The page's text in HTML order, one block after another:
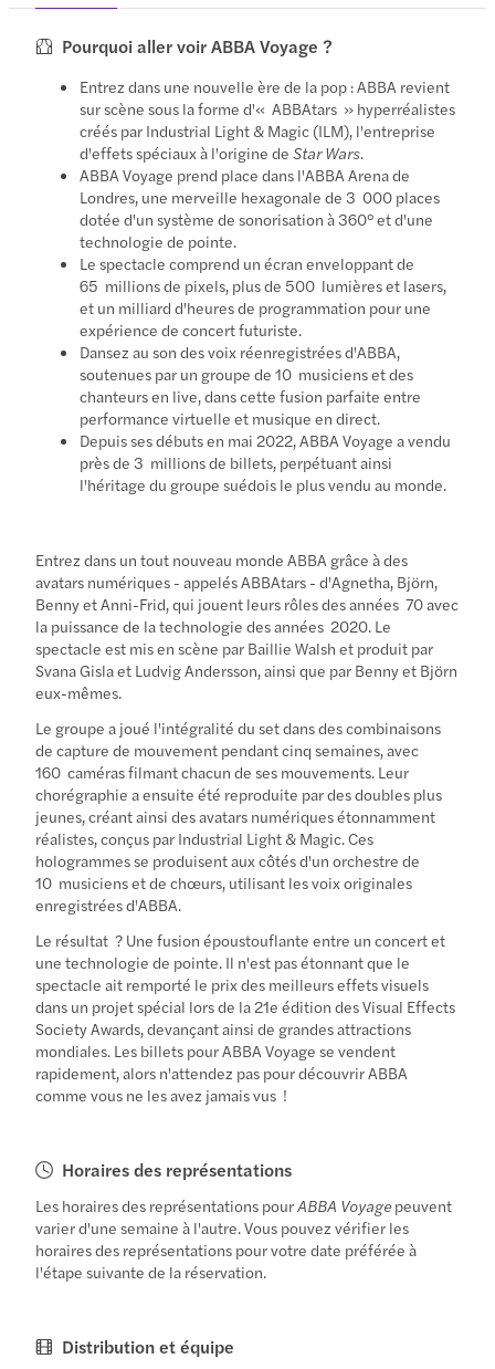
Pourquoi aller voir ABBA Voyage ?
Entrez dans une nouvelle ère de la pop : ABBA revient
sur scène sous la forme d'« ABBAtars » hyperréalistes
créés par Industrial Light & Magic (ILM), l'entreprise
d'effets spéciaux à l'origine deStar Wars.
ABBA Voyage prend place dans l'ABBA Arena de
Londres, une merveille hexagonale de 3 000 places
dotée d'un système de sonorisation à 360° et d'une
technologie de pointe.
Le spectacle comprend un écran enveloppant de
65 millions de pixels, plus de 500 lumières et lasers,
et un milliard d'heures de programmation pour une
expérience de concert futuriste.
Dansez au son des voix réenregistrées d'ABBA,
soutenues par un groupe de 10 musiciens et des
chanteurs en live, dans cette fusion parfaite entre
performance virtuelle et musique en direct.
Depuis ses débuts en mai 2022, ABBA Voyage a vendu
près de 3 millions de billets, perpétuant ainsi
l'héritage du groupe suédois le plus vendu au monde.
Entrez dans un tout nouveau monde ABBA grâce à des
avatars numériques - appelés ABBAtars - d'Agnetha, Björn,
Benny et Anni-Frid, qui jouent leurs rôles des années 70 avec
la puissance de la technologie des années 2020. Le
spectacle est mis en scène par Baillie Walsh et produit par
Svana Gisla et Ludvig Andersson, ainsi que par Benny et Björn
eux-mêmes.
Le groupe a joué l'intégralité du set dans des combinaisons
de capture de mouvement pendant cinq semaines, avec
160 caméras filmant chacun de ses mouvements. Leur
chorégraphie a ensuite été reproduite par des doubles plus
jeunes, créant ainsi des avatars numériques étonnamment
réalistes, conçus par Industrial Light & Magic. Ces
hologrammes se produisent aux côtés d'un orchestre de
10 musiciens et de chœurs, utilisant les voix originales
enregistrées d'ABBA.
Le résultat ? Une fusion époustouflante entre un concert et
une technologie de pointe. Il n'est pas étonnant que le
spectacle ait remporté le prix des meilleurs effets visuels
dans un projet spécial lors de la 21e édition des Visual Effects
Society Awards, devançant ainsi de grandes attractions
mondiales. Les billets pour ABBA Voyage se vendent
rapidement, alors n'attendez pas pour découvrir ABBA
comme vous ne les avez jamais vus !
Horaires des représentations
Les horaires des représentations pourABBA Voyagepeuvent
varier d'une semaine à l'autre. Vous pouvez vérifier les
horaires des représentations pour votre date préférée à
l'étape suivante de la réservation.
Distribution et équipe